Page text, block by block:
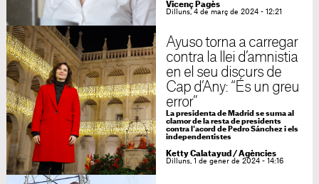
Vicenç Pagès
Dilluns, 4 de març de 2024 - 12:21
Ayuso torna a carregar
contra la llei d’amnistia
en el seu discurs de
Cap d’Any: “És un greu
error”
La presidenta de Madrid se suma al
clamor de la resta de presidents
contra l'acord de Pedro Sánchez i els
independentistes
Ketty Calatayud /Agències
Dilluns, 1 de gener de 2024 - 14:16